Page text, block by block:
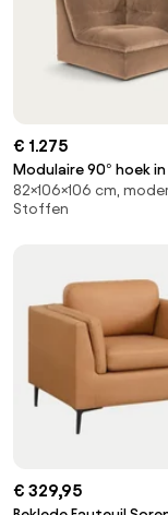
€ 1.275
Modulaire 90° hoek
GIULIANO
82×106×106 cm,
Stoffen
€ 329,95